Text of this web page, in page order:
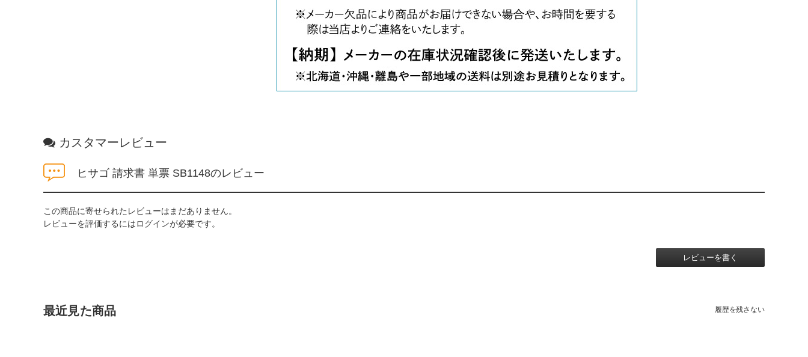
カスタマーレビュー
ヒサゴ 請求書 単票 SB1148のレビュー
この商品に寄せられたレビューはまだありません。
レビューを評価するにはログインが必要です。
レビューを書く
最近見た商品 履歴を残さない